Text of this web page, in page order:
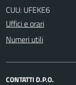
CUU: UFEKE6
Uffici e orari
Numeri utili
CONTATTI D.P.O.